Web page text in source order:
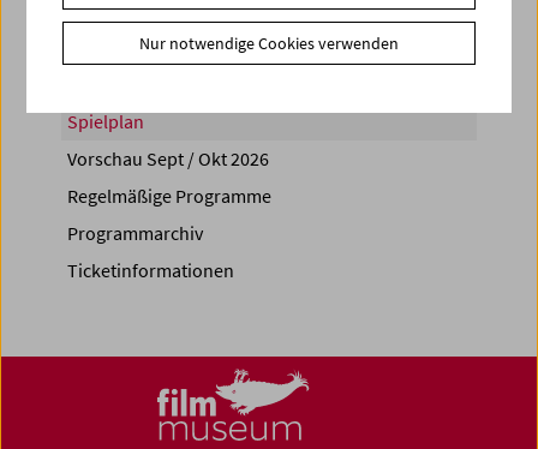
Spielplan
Vorschau Sept / Okt 2026
Regelmäßige Programme
Programmarchiv
Ticketinformationen
Nur notwendige Cookies verwenden